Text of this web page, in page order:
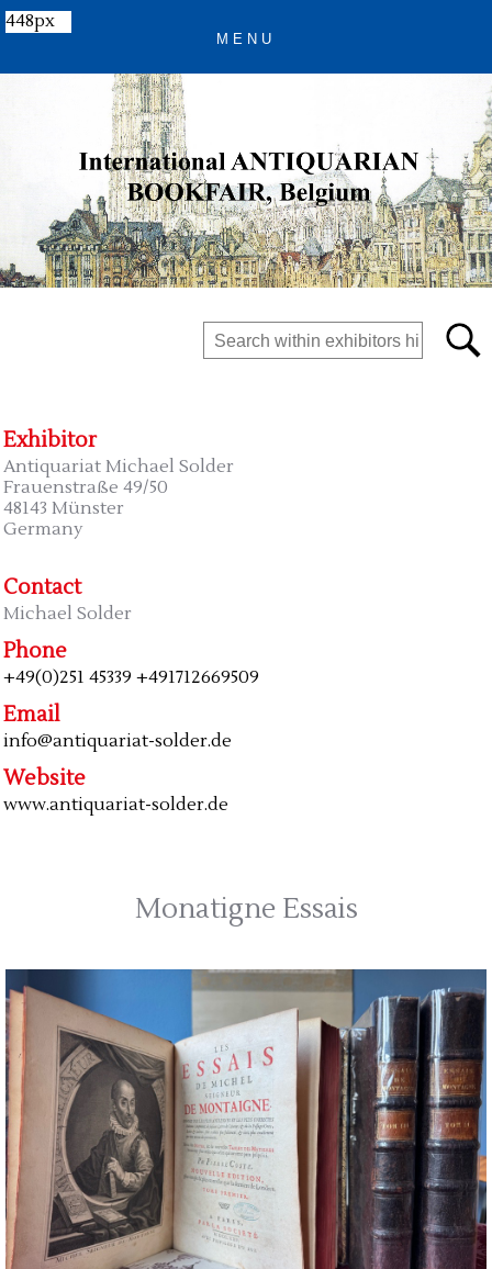
Exhibitor
Antiquariat Michael Solder
Frauenstraße 49/50
48143 Münster
Germany
Contact
Michael Solder
Phone
+49(0)251 45339 +491712669509
Email
info@antiquariat-solder.de
Website
www.antiquariat-solder.de
Monatigne Essais
448px